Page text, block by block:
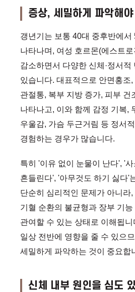
증상, 세밀하게 파악해
갱년기는 보통 40대 중후반에서
나타나며, 여성 호르몬(에스트
감소하면서 다양한 신체·정서적
있습니다. 대표적으로 안면홍조
관절통, 복부 지방 증가, 피부 건
나타나고, 이와 함께 감정 기복,
우울감, 가슴 두근거림 등 정서
경험하는 경우가 많습니다.
특히 '이유 없이 눈물이 난다', '사
흔들린다', '아무것도 하기 싫다'
단순히 심리적인 문제가 아니라
기혈 순환의 불균형과 장부 기
관여할 수 있는 상태로 이해됩
일상 전반에 영향을 줄 수 있으
세밀하게 파악하는 것이 중요합
신체 내부 원인을 심도